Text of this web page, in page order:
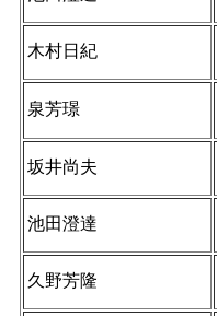
木村日紀
泉芳璟
坂井尚夫
池田澄達
久野芳隆